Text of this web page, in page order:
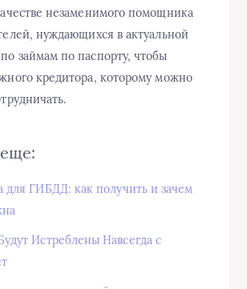
незаменимого помощника
нуждающихся в актуальной
займам по паспорту, чтобы
кредитора, которому можно
для ГИБДД: как получить и зачем
Истреблены Навсегда с